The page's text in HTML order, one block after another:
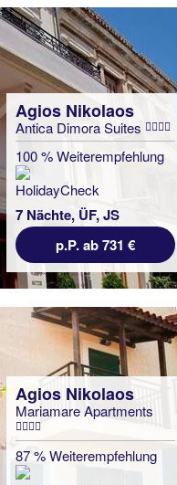
Agios Nikolaos
Antica Dimora Suites
100 % Weiterempfehlung
7 Nächte, ÜF, JS
p.P. ab 731 €
Agios Nikolaos
Mariamare Apartments
87 % Weiterempfehlung